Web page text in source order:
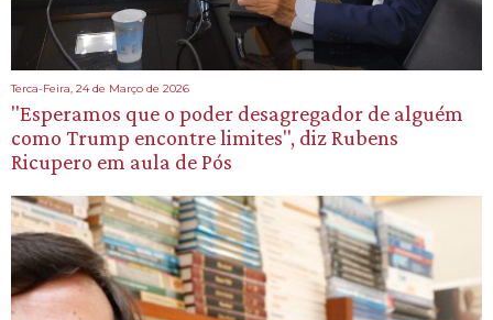
Terca-Feira, 24 de Março de 2026
"Esperamos que o poder desagregador de alguém
como Trump encontre limites", diz Rubens
Ricupero em aula de Pós